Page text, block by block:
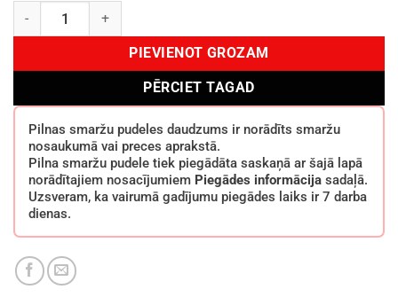
Armaf Voyage Hawaii EDP 100 ml daudzums
PIEVIENOT GROZAM
PĒRCIET TAGAD
Pilnas smaržu pudeles daudzums ir norādīts smaržu
nosaukumā vai preces aprakstā.
Pilna smaržu pudele tiek piegādāta saskaņā ar šajā lapā
norādītajiem nosacījumiem Piegādes informācija sadaļā.
Uzsveram, ka vairumā gadījumu piegādes laiks ir 7 darba
dienas.